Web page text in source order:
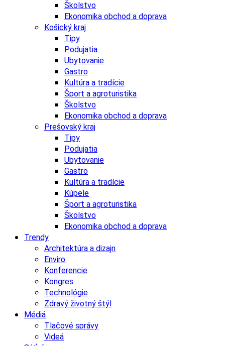
Školstvo
Ekonomika obchod a doprava
Košický kraj
Tipy
Podujatia
Ubytovanie
Gastro
Kultúra a tradície
Šport a agroturistika
Školstvo
Ekonomika obchod a doprava
Prešovský kraj
Tipy
Podujatia
Ubytovanie
Gastro
Kultúra a tradície
Kúpele
Šport a agroturistika
Školstvo
Ekonomika obchod a doprava
Trendy
Architektúra a dizajn
Enviro
Konferencie
Kongres
Technológie
Zdravý životný štýl
Médiá
Tlačové správy
Videá